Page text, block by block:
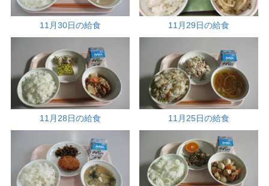
11月30日の給食 11月29日の給食
11月28日の給食 11月25日の給食